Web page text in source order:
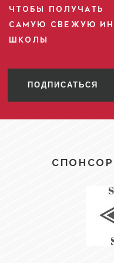
ЧТОБЫ ПОЛУЧАТЬ
САМУЮ СВЕЖУЮ
ШКОЛЫ
ПОДПИСАТЬСЯ